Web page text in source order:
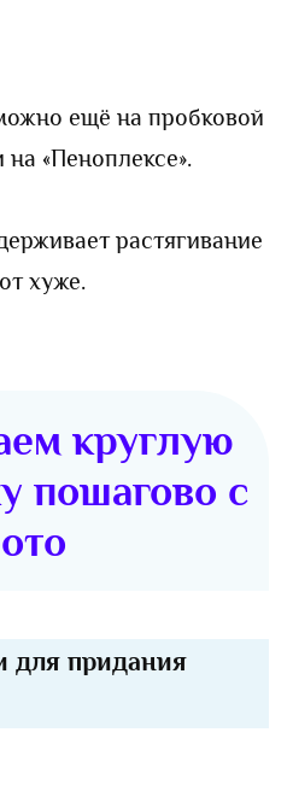
ещё на пробковой
«Пеноплексе».
растягивание
хуже.
круглую
пошагово с
для придания